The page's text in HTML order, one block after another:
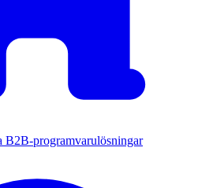
B2B-programvarulösningar